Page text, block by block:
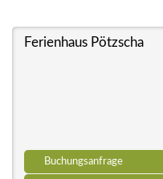
Ferienhaus Pötzscha
Buchungsanfrage